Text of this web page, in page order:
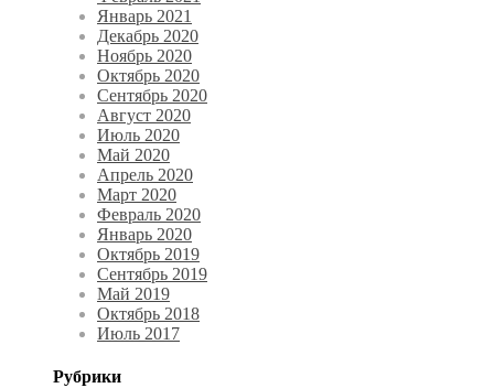
Январь 2021
Декабрь 2020
Ноябрь 2020
Октябрь 2020
Сентябрь 2020
Август 2020
Июль 2020
Май 2020
Апрель 2020
Март 2020
Февраль 2020
Январь 2020
Октябрь 2019
Сентябрь 2019
Май 2019
Октябрь 2018
Июль 2017
Рубрики